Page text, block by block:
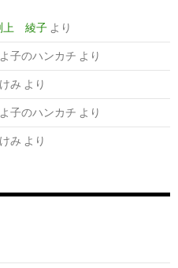
上 綾子 より
子のハンカチ より
み より
子のハンカチ より
み より